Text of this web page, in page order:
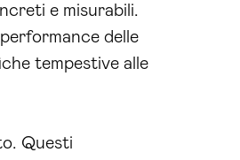
e misurabili.
delle
tempestive alle
Questi